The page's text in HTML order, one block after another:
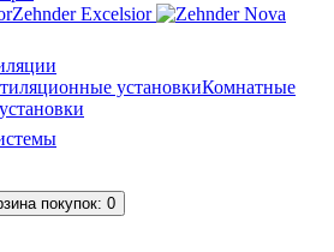
Zehnder Excelsior
Комнатные
покупок: 0